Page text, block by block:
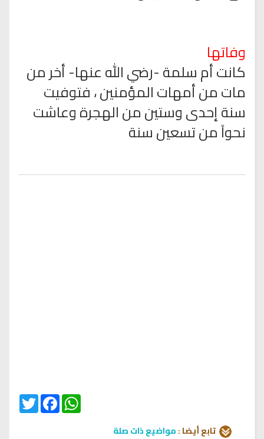
وفاتها
كانت أم سلمة -رضي الله عنها- أخر من
مات من أمهات المؤمنين ، فتوفيت
سنة إحدى وستين من الهجرة وعاشت
نحواً من تسعين سنة
Twitter
FacebookWhatsApp
تابع أيضا :مواضيع ذات صلة